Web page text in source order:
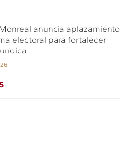
anuncia aplazamiento
electoral para fortalecer